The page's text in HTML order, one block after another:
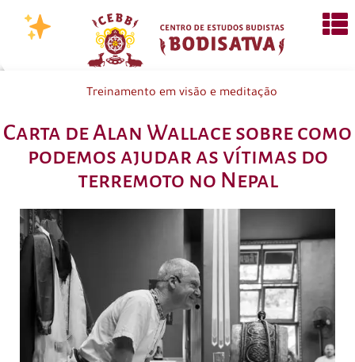
Treinamento em visão e meditação
Carta de Alan Wallace sobre como
podemos ajudar as vítimas do
terremoto no Nepal